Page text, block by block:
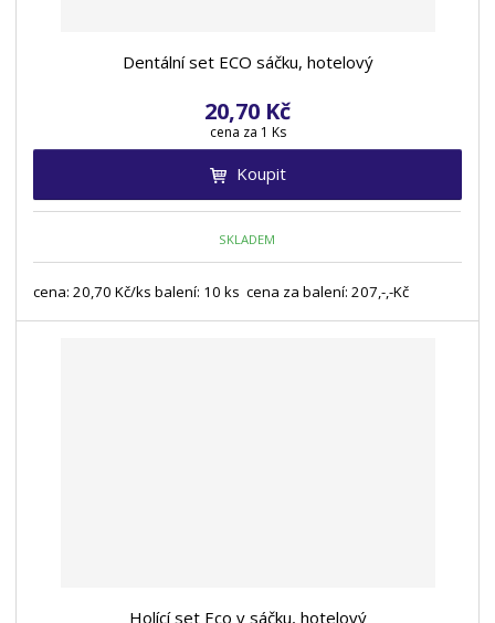
Dentální set ECO sáčku, hotelový
20,70 Kč
cena za 1 Ks
Koupit
SKLADEM
cena: 20,70 Kč/ks balení: 10 ks cena za balení: 207,-,-Kč
Holící set Eco v sáčku, hotelový